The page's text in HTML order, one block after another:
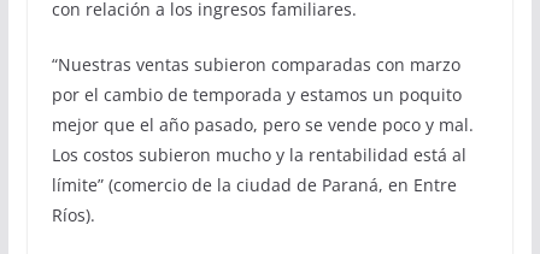
con relación a los ingresos familiares.
“Nuestras ventas subieron comparadas con marzo
por el cambio de temporada y estamos un poquito
mejor que el año pasado, pero se vende poco y mal.
Los costos subieron mucho y la rentabilidad está al
límite” (comercio de la ciudad de Paraná, en Entre
Ríos).